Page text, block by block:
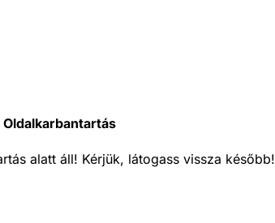
Oldalkarbantartás
alatt áll! Kérjük, látogass vissza később!